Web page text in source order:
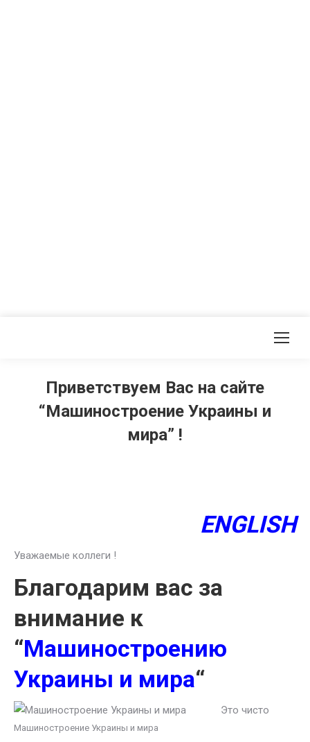
Приветствуем Вас на сайте
“Машиностроение Украины и
мира” !
ENGLISH
Уважаемые коллеги !
Благодарим вас за
внимание к
“Машиностроению
Украины и мира“
Машиностроение Украины и мира
Это чисто